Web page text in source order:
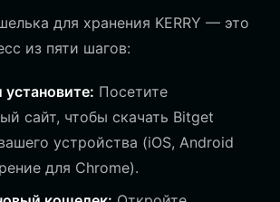
для хранения KERRY — это
из пяти шагов:
установите: Посетите
сайт, чтобы скачать Bitget
устройства (iOS, Android
для Chrome).